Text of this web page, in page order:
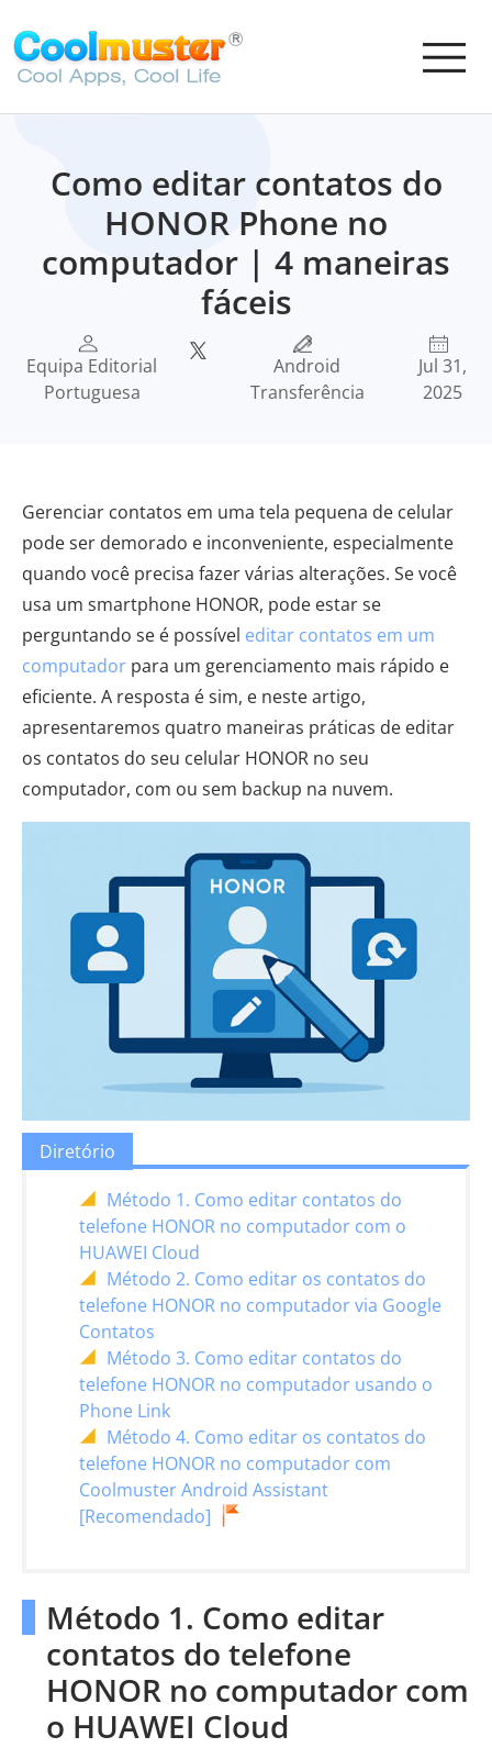
Como editar contatos do
HONOR Phone no
computador | 4 maneiras
fáceis
Equipa Editorial
Portuguesa
Android
Transferência
Jul 31,
2025
Gerenciar contatos em uma tela pequena de celular
pode ser demorado e inconveniente, especialmente
quando você precisa fazer várias alterações. Se você
usa um smartphone HONOR, pode estar se
perguntando se é possível editar contatos em um
computador para um gerenciamento mais rápido e
eficiente. A resposta é sim, e neste artigo,
apresentaremos quatro maneiras práticas de editar
os contatos do seu celular HONOR no seu
computador, com ou sem backup na nuvem.
Diretório
Método 1. Como editar contatos do
telefone HONOR no computador com o
HUAWEI Cloud
Método 2. Como editar os contatos do
telefone HONOR no computador via Google
Contatos
Método 3. Como editar contatos do
telefone HONOR no computador usando o
Phone Link
Método 4. Como editar os contatos do
telefone HONOR no computador com
Coolmuster Android Assistant
[Recomendado]
Método 1. Como editar
contatos do telefone
HONOR no computador com
o HUAWEI Cloud